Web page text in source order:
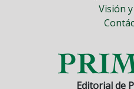
Visión
Editorial de